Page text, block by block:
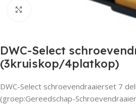
DWC-Select
(3kruiskop/4platkop)
DWC-Select schroevendraaierset 7
(groep:Gereedschap-